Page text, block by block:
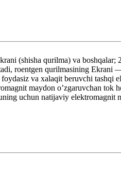
(shisha qurilma) va boshqalar;
roentgen qurilmasining Ekrani
va xalaqit beruvchi tashqi
maydon o’zgaruvchan tok
uchun natijaviy elektromagnit